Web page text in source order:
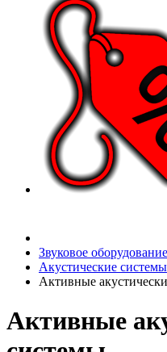
Звуковое оборудование
Акустические системы
Активные
Активные